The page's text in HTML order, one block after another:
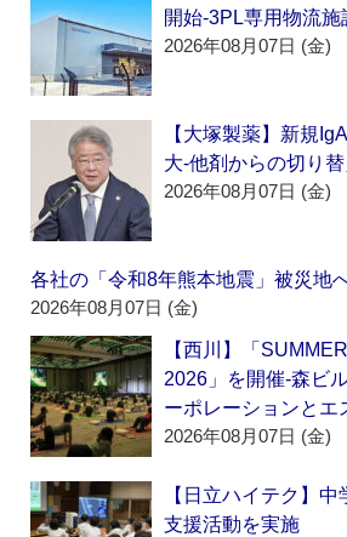
開始‐3PL専用物流施
2026年08月07日 (金)
【大塚製薬】新規
大‐他剤からの切り
2026年08月07日 (金)
各社の「令和8年熊本地震」被災地
2026年08月07日 (金)
【西川】「
2026」を開催‐森ビ
ーポレーションと
2026年08月07日 (金)
【日立ハイテク】
支援活動を実施